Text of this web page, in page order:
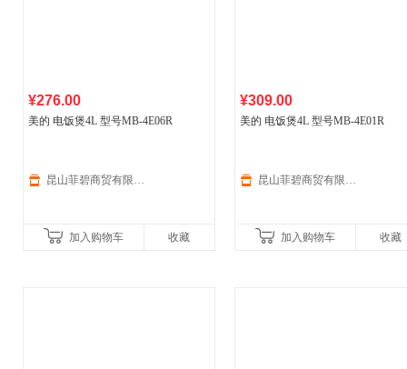
¥276.00
美的 电饭煲4L 型号MB-4E06R
昆山菲碧商贸有限公司
加入购物车 收藏
¥309.00
美的 电饭煲4L 型号MB-4E01R
昆山菲碧商贸有限公司
加入购物车 收藏